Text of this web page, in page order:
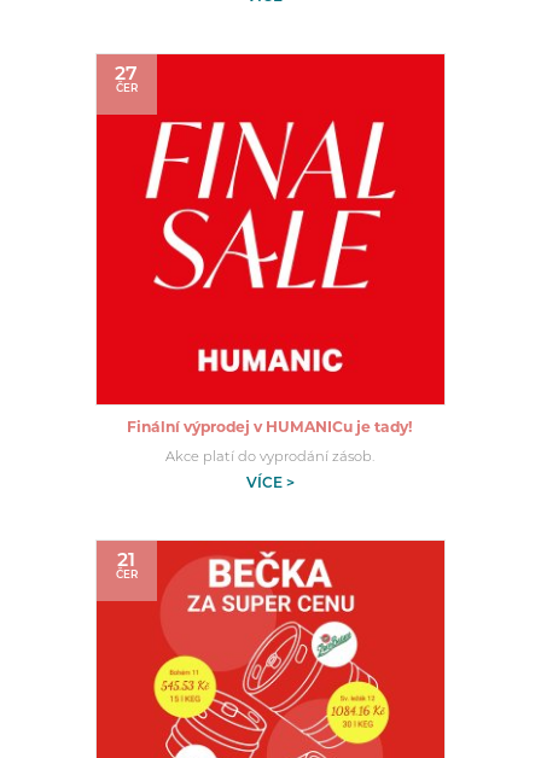
27
ČER
Finální výprodej v HUMANICu je tady!
Akce platí do vyprodání zásob.
VÍCE >
21
ČER